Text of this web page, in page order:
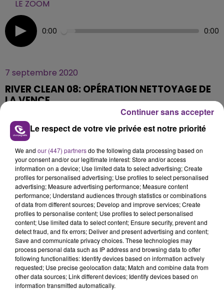
LE ZOOM
0:00 0:00
7 septembre 2020
RIVER CLEAN 08: OPÉRATION NETTOYAGE DE
LA VENCE
En ce 1er week-end de Septembre, une quinzaine de
bénévoles de l'association River Clean ont nettoyé les
berges de la Vence à Charleville-Mézières. Retour sur
cette opération.
TITRES DIFFUSÉS
4h49
4h49
Le respect de votre vie privée est notre priorité
We and our (447) partnersdo the following data processing based on
your consent and/or our legitimate interest: Store and/or access
information on a device; Use limited data to select advertising; Create
profiles for personalised advertising; Use profiles to select personalised
advertising; Measure advertising performance; Measure content
performance; Understand audiences through statistics or combinations
of data from different sources; Develop and improve services; Create
profiles to personalise content; Use profiles to select personalised
content; Use limited data to select content; Ensure security, prevent and
detect fraud, and fix errors; Deliver and present advertising and content;
Save and communicate privacy choices. These technologies may
process personal data such as IP address and browsing data to offer
following functionalities: Identify devices based on information actively
requested; Use precise geolocation data; Match and combine data from
other data sources; Link different devices; Identify devices based on
information transmitted automatically.
Continuer sans accepter